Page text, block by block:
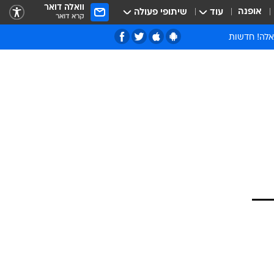
אופנה עוד שיתופי פעולה וואלה דואר
קרא דואר
חדשות